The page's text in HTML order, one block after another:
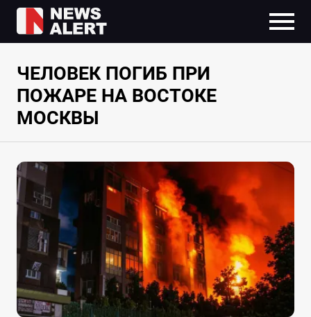
ЧЕЛОВЕК ПОГИБ ПРИ
ПОЖАРЕ НА ВОСТОКЕ
МОСКВЫ